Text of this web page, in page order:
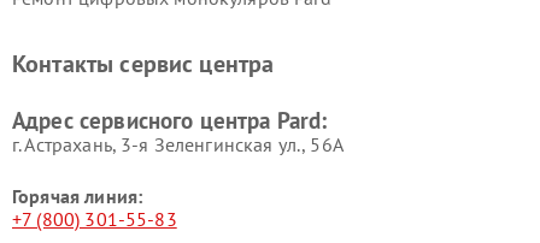
Контакты сервис центра
Адрес сервисного центра Pard:
г. Астрахань, 3-я Зеленгинская ул., 56А
Горячая линия:
+7 (800) 301-55-83